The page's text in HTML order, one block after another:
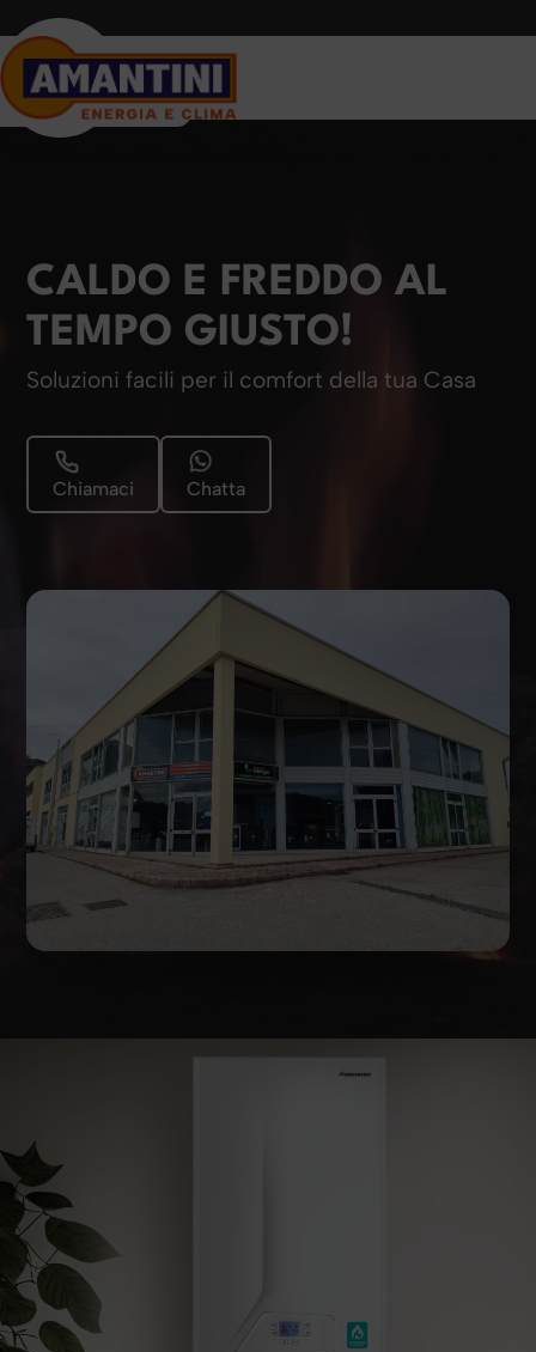
CALDO E FREDDO AL
TEMPO GIUSTO!
Soluzioni facili per il comfort della tua Casa
Chiamaci Chatta